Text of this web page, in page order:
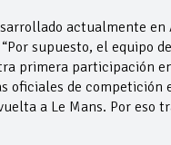
actualmente
supuesto, el equipo
primera participación
oficiales de competición
a Le Mans. Por eso